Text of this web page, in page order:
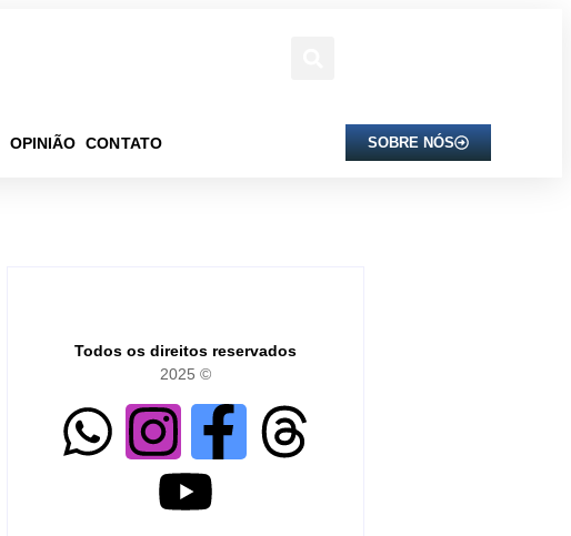
OPINIÃO CONTATO SOBRE NÓS
Todos os direitos reservados
2025 ©